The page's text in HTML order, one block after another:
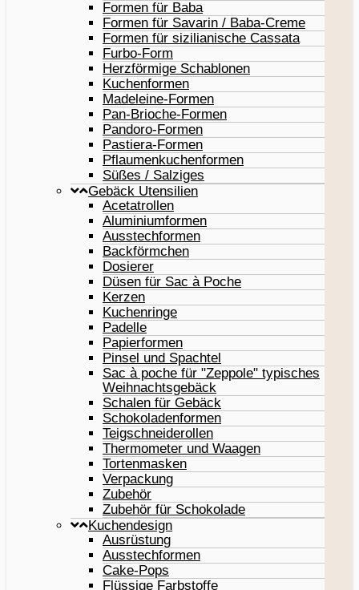
Formen für Baba
Formen für Savarin / Baba-Creme
Formen für sizilianische Cassata
Furbo-Form
Herzförmige Schablonen
Kuchenformen
Madeleine-Formen
Pan-Brioche-Formen
Pandoro-Formen
Pastiera-Formen
Pflaumenkuchenformen
Süßes / Salziges
Gebäck Utensilien
Acetatrollen
Aluminiumformen
Ausstechformen
Backförmchen
Dosierer
Düsen für Sac à Poche
Kerzen
Kuchenringe
Padelle
Papierformen
Pinsel und Spachtel
Sac à poche für "Zeppole" typisches
Weihnachtsgebäck
Schalen für Gebäck
Schokoladenformen
Teigschneiderollen
Thermometer und Waagen
Tortenmasken
Verpackung
Zubehör
Zubehör für Schokolade
Kuchendesign
Ausrüstung
Ausstechformen
Cake-Pops
Flüssige Farbstoffe